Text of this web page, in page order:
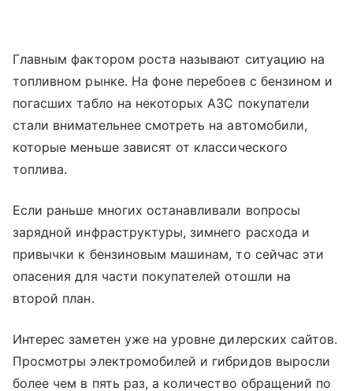
Главным фактором роста называют ситуацию на
топливном рынке. На фоне перебоев с бензином и
погасших табло на некоторых АЗС покупатели
стали внимательнее смотреть на автомобили,
которые меньше зависят от классического
топлива.
Если раньше многих останавливали вопросы
зарядной инфраструктуры, зимнего расхода и
привычки к бензиновым машинам, то сейчас эти
опасения для части покупателей отошли на
второй план.
Интерес заметен уже на уровне дилерских сайтов.
Просмотры электромобилей и гибридов выросли
более чем в пять раз, а количество обращений по